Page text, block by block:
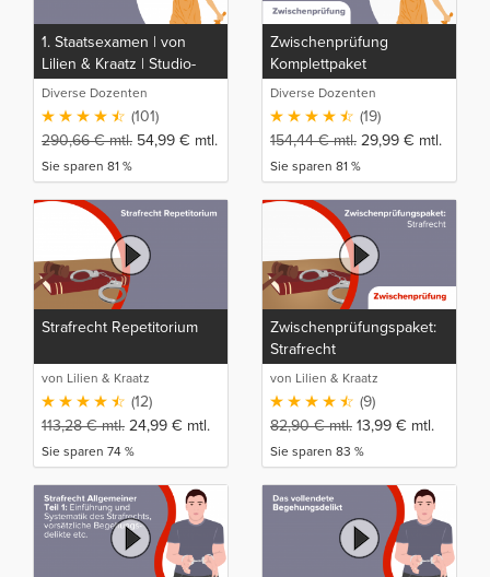
1. Staatsexamen | von
Lilien & Kraatz | Studio-
Rep
Diverse Dozenten
(101)
290,66€mtl. 54,99 € mtl.
Sie sparen 81 %
Zwischenprüfung
Komplettpaket
Diverse Dozenten
(19)
154,44€mtl. 29,99 € mtl.
Sie sparen 81 %
Strafrecht Repetitorium
von Lilien & Kraatz
(12)
113,28€mtl. 24,99 € mtl.
Sie sparen 74 %
Zwischenprüfungspaket:
Strafrecht
von Lilien & Kraatz
(9)
82,90€mtl. 13,99 € mtl.
Sie sparen 83 %